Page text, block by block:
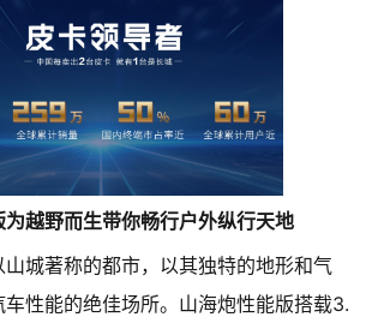
为越野而生带你畅行户外纵行天地
山城著称的都市，以其独特的地形和气
性能的绝佳场所。山海炮性能版搭载3.